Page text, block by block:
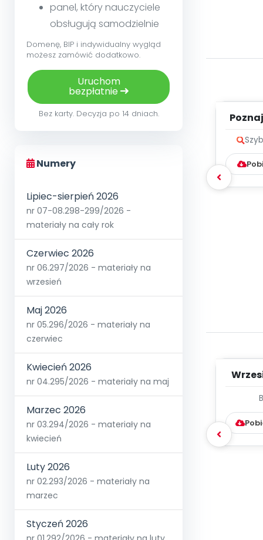
panel, który nauczyciele
obsługują samodzielnie
Domenę, BIP i indywidualny wygląd
możesz zamówić dodatkowo.
Uruchom
bezpłatnie
Bez karty. Decyzja po 14 dniach.
Numery
Lipiec-sierpień 2026
nr 07-08.298-299/2026 -
materiały na cały rok
Czerwiec 2026
nr 06.297/2026 - materiały na
wrzesień
Maj 2026
nr 05.296/2026 - materiały na
czerwiec
Kwiecień 2026
nr 04.295/2026 - materiały na maj
Marzec 2026
nr 03.294/2026 - materiały na
kwiecień
Luty 2026
nr 02.293/2026 - materiały na
marzec
Styczeń 2026